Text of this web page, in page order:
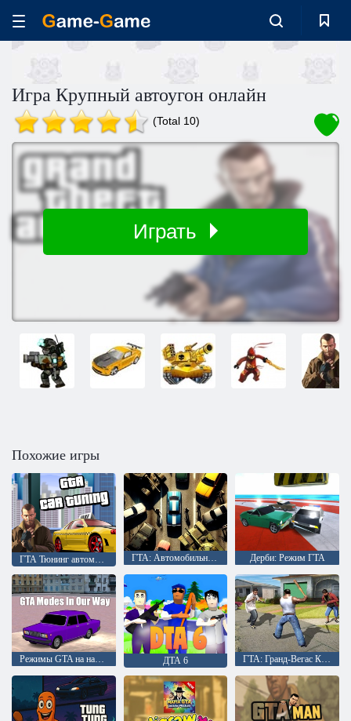
Игра Крупный автоугон онлайн
(Total 10)
Играть
Похожие игры
ГТА Тюнинг автомобилей ГТА: Автомобильная спешка Дерби: Режим ГТА
Режимы GTA на нашем пути ДТА 6 ГТА: Гранд-Вегас Криминал